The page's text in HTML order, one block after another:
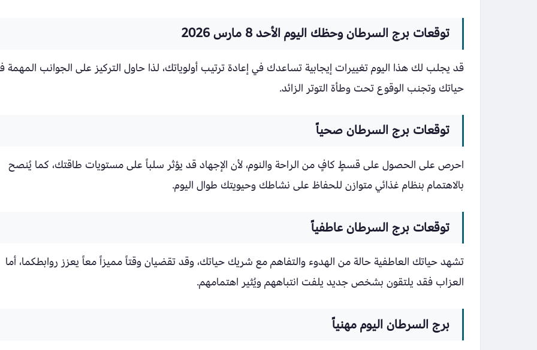
توقعات برج السرطان وحظك اليوم الأحد 8 مارس 2026
قد يجلب لك هذا اليوم تغييرات إيجابية تساعدك في إعادة ترتيب أولوياتك، لذا حاول التركيز على الجوانب المهمة
حياتك وتجنب الوقوع تحت وطأة التوتر الزائد.
توقعات برج السرطان صحياً
احرص على الحصول على قسطٍ كافٍ من الراحة والنوم، لأن الإجهاد قد يؤثر سلباً على مستويات طاقتك، كما يُنصح
بالاهتمام بنظام غذائي متوازن للحفاظ على نشاطك وحيويتك طوال اليوم.
توقعات برج السرطان عاطفياً
تشهد حياتك العاطفية حالة من الهدوء والتفاهم مع شريك حياتك، وقد تقضيان وقتاً مميزاً معاً يعزز روابطكما، أما
العزاب فقد يلتقون بشخص جديد يلفت انتباههم ويُثير اهتمامهم.
برج السرطان اليوم مهنياً